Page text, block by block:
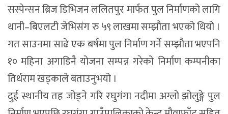
सस्पेन्सन ब्रिज डिभिजन ललितपुर मार्फत पुल निर्माणको लागि
थानी–बिएलटी जेभिसंग रु ५९ लाखमा सम्झौता भएको थियो ।
गत साउनमा साढे एक बर्षमा पुल निर्माण गर्ने सम्झौता भएपनि
१० महिना अगाडिनै योजना सम्पन्न गरेको निर्माण कम्पनीका
तिर्थराम खड्काले बताउनुभयो ।
दुई स्थानीय तह जोड्ने गरि रघुगंगा नदीमा अग्लो झोलुङ्गे पुल